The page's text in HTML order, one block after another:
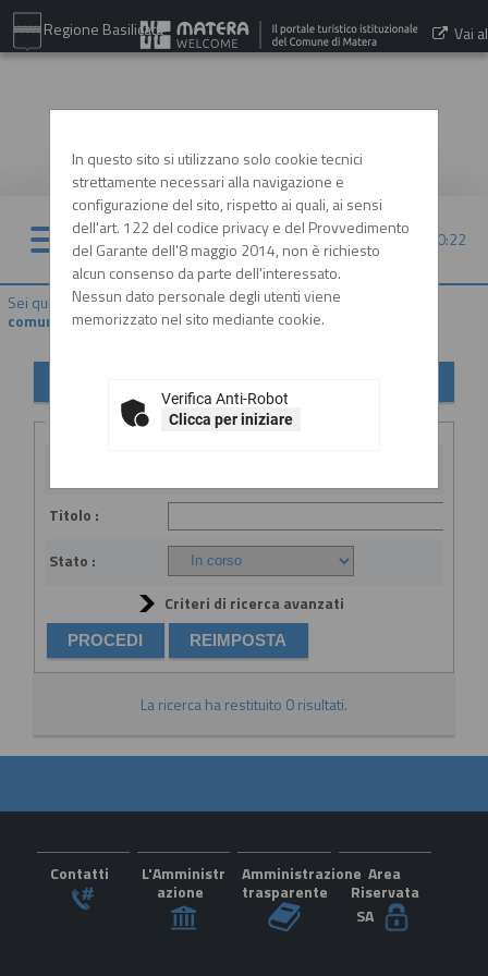
Regione Basilicata Vai al
07/08/2026 20:22
Sei qui: Home»Atti e documenti di carattere generale r...
comunicazioni e atti di caratter...
In questo sito si utilizzano solo cookie tecnici
strettamente necessari alla navigazione e
configurazione del sito, rispetto ai quali, ai sensi
dell'art. 122 del codice privacy e del Provvedimento
del Garante dell'8 maggio 2014, non è richiesto
alcun consenso da parte dell'interessato.
Nessun dato personale degli utenti viene
memorizzato nel sito mediante cookie.
Verifica Anti-Robot
Clicca per iniziare
Criteri di ricerca
Titolo :
Stato :
Criteri di ricerca avanzati
La ricerca ha restituito 0 risultati.
Contatti
L'Amministr
azione
Amministrazione
trasparente
Area
Riservata
SA